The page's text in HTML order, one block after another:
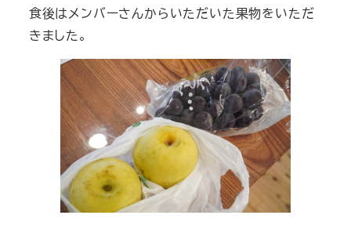
食後はメンバーさんからいただいた果物をいただ
きました。